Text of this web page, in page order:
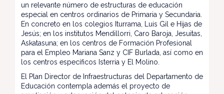
un relevante número de estructuras de educación
especial en centros ordinarios de Primaria y Secundaria.
En concreto en los colegios Iturrama, Luis Gil e Hijas de
Jesús; en los institutos Mendillorri, Caro Baroja, Jesuitas,
Askatasuna; en los centros de Formación Profesional
para el Empleo Mariana Sanz y CIF Burlada, así como en
los centros específicos Isterria y El Molino.
El Plan Director de Infraestructuras del Departamento de
Educación contempla además el proyecto de